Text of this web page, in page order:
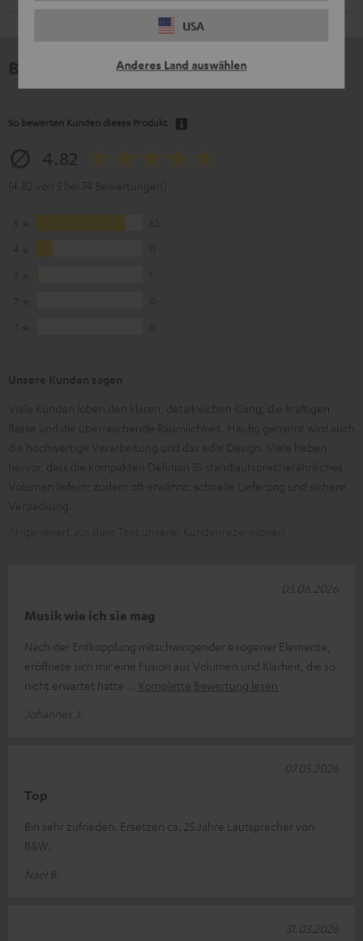
USA
Anderes Land auswählen
Bewertungen
So bewerten Kunden dieses Produkt
Musik wie ich sie mag
Nach der Entkopplung mitschwingender exogener Elemente,
eröffnete sich mir eine Fusion aus Volumen und Klarheit, die so
nicht erwartet hatte
Komplette Bewertung lesen
Johannes J.
03.06.2026
Top
Bin sehr zufrieden. Ersetzen ca. 25 Jahre Lautsprecher von
B&W.
Nael B.
07.05.2026
31.03.2026